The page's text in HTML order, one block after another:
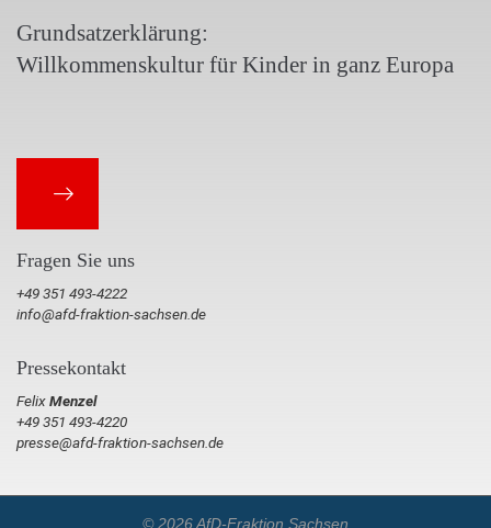
Grundsatzerklärung:
Willkommenskultur für Kinder in ganz Europa
Fragen Sie uns
+49 351 493-4222
info@afd-fraktion-sachsen.de
Pressekontakt
FelixMenzel
+49 351 493-4220
presse@afd-fraktion-sachsen.de
© 2026 AfD-Fraktion Sachsen